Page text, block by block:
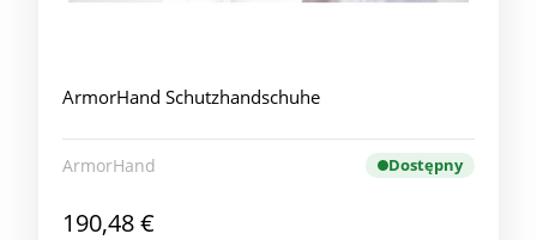
ArmorHand Schutzhandschuhe
ArmorHand Dostępny
190,48 €